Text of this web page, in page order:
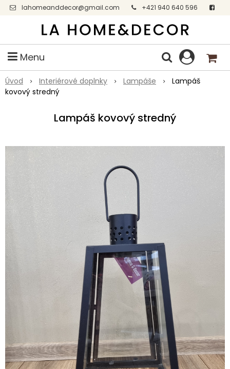
lahomeanddecor@gmail.com
+421 940 640 596
Facebook
Menu
Úvod Interiérové doplnky Lampáše
Lampáš
kovový stredný
Lampáš kovový stredný